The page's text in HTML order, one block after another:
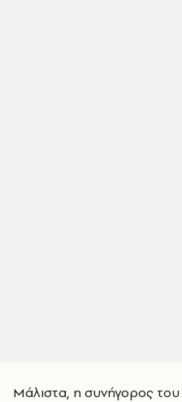
Μάλιστα, η συνήγορος